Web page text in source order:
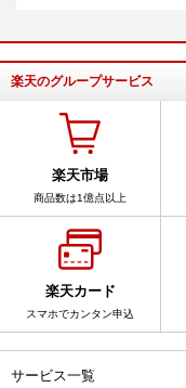
楽天のグループサービス
楽天市場
商品数は1億点以上
楽天カード
スマホでカンタン申込
サービス一覧